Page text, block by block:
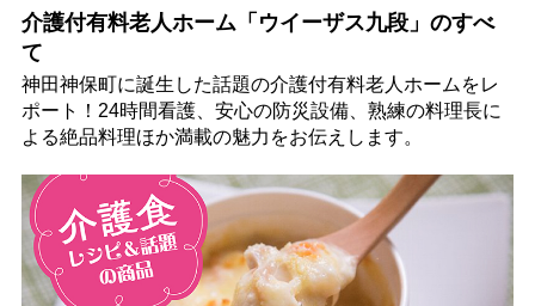
介護付有料老人ホーム「ウイーザス九段」のすべ
て
神田神保町に誕生した話題の介護付有料老人ホームをレ
ポート！24時間看護、安心の防災設備、熟練の料理長に
よる絶品料理ほか満載の魅力をお伝えします。